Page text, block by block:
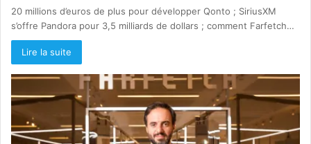
20 millions d’euros de plus pour développer Qonto ; SiriusXM
s’offre Pandora pour 3,5 milliards de dollars ; comment Farfetch…
Lire la suite